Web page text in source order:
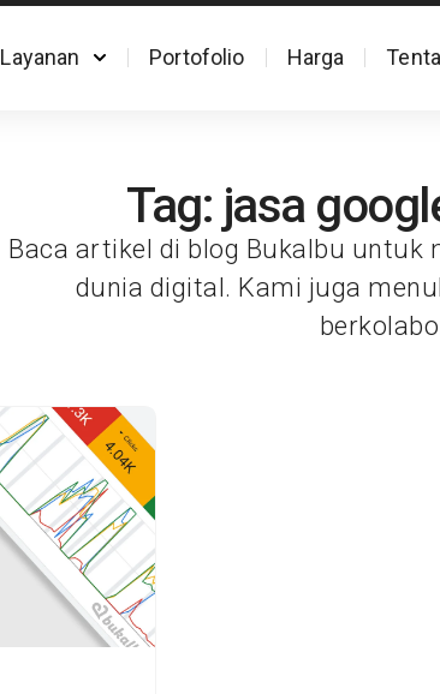
Layanan Portofolio Harga
Tag: jasa
Baca artikel di blog Bukalbu untuk
dunia digital. Kami juga